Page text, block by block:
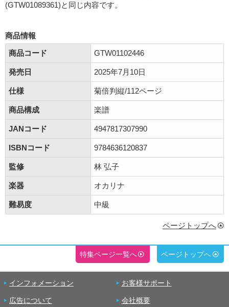
(GTW01089361)と同じ内容です。
商品情報
商品コード
GTW01102446
発売日 2025年7月10日
仕様 菊倍判縦/112ページ
商品構成 楽譜
JANコード 4947817307990
ISBNコード 9784636120837
監修 林 弘子
楽器 オカリナ
難易度 中級
ページトップへ
特集ページ一覧へ ページトップへ
インフォメーション お客様サポート
広告について 会社概要